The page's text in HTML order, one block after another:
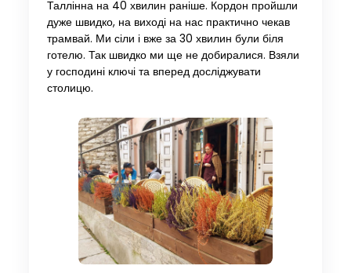
Таллінна на 40 хвилин раніше. Кордон пройшли
дуже швидко, на виході на нас практично чекав
трамвай. Ми сіли і вже за 30 хвилин були біля
готелю. Так швидко ми ще не добиралися. Взяли
у господині ключі та вперед досліджувати
столицю.